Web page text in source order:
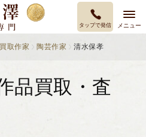
タップで発信 メニュー
買取作家 陶芸作家 清水保孝
品買取・査